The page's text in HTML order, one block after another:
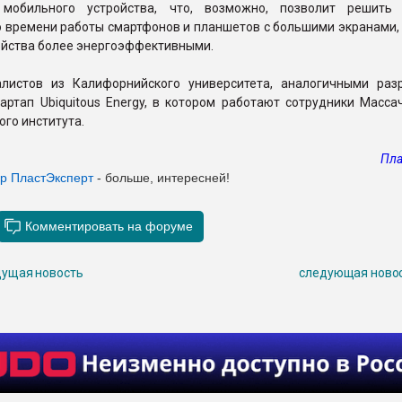
устройства, что, возможно, позволит решить
времени работы смартфонов и планшетов с большими экранами,
более энергоэффективными.
из Калифорнийского университета, аналогичными
Ubiquitous Energy, в котором работают сотрудники
института.
ПластЭксперт- больше, интересней!
новость следующая